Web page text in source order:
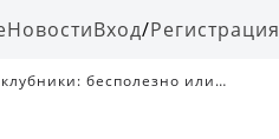
НовостиВход/Регистрация
бесполезно или